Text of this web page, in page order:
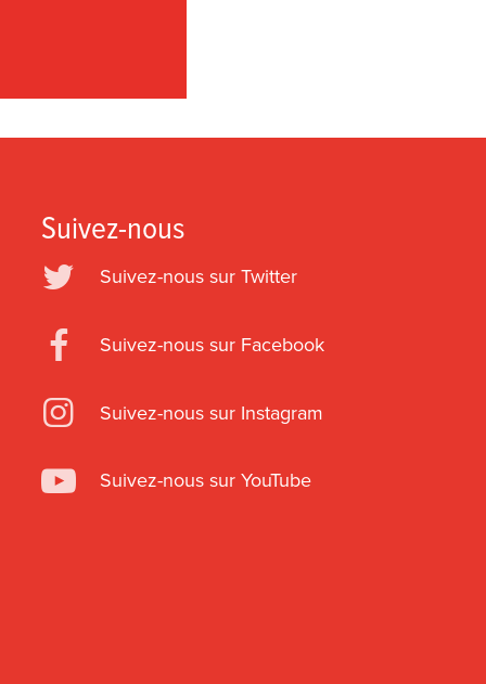
Suivez-nous
Suivez-nous sur Twitter
Suivez-nous sur Facebook
Suivez-nous sur Instagram
Suivez-nous sur YouTube